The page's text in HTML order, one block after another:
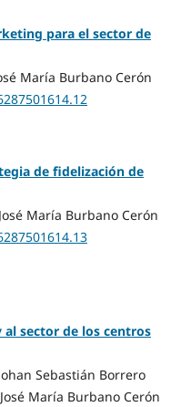
para el sector de
María Burbano Cerón
de fidelización de
María Burbano Cerón
al sector de los centros
Sebastián Borrero
María Burbano Cerón